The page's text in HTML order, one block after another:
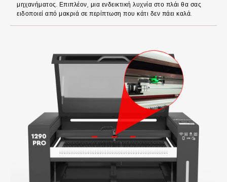
μηχανήματος. Επιπλέον, μια ενδεικτική λυχνία στο πλάι θα σας
ειδοποιεί από μακριά σε περίπτωση που κάτι δεν πάει καλά.